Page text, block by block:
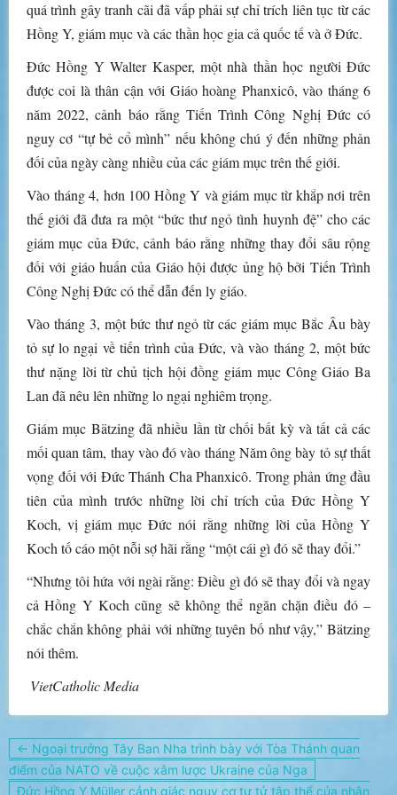
quá trình gây tranh cãi đã vấp phải sự chỉ trích liên tục từ các
Hồng Y, giám mục và các thần học gia cả quốc tế và ở Đức.
Đức Hồng Y Walter Kasper, một nhà thần học người Đức
được coi là thân cận với Giáo hoàng Phanxicô, vào tháng 6
năm 2022, cảnh báo rằng Tiến Trình Công Nghị Đức có
nguy cơ “tự bẻ cổ mình” nếu không chú ý đến những phản
đối của ngày càng nhiều của các giám mục trên thế giới.
Vào tháng 4, hơn 100 Hồng Y và giám mục từ khắp nơi trên
thế giới đã đưa ra một “bức thư ngỏ tình huynh đệ” cho các
giám mục của Đức, cảnh báo rằng những thay đổi sâu rộng
đối với giáo huấn của Giáo hội được ủng hộ bởi Tiến Trình
Công Nghị Đức có thể dẫn đến ly giáo.
Vào tháng 3, một bức thư ngỏ từ các giám mục Bắc Âu bày
tỏ sự lo ngại về tiến trình của Đức, và vào tháng 2, một bức
thư nặng lời từ chủ tịch hội đồng giám mục Công Giáo Ba
Lan đã nêu lên những lo ngại nghiêm trọng.
Giám mục Bätzing đã nhiều lần từ chối bất kỳ và tất cả các
mối quan tâm, thay vào đó vào tháng Năm ông bày tỏ sự thất
vọng đối với Đức Thánh Cha Phanxicô. Trong phản ứng đầu
tiên của mình trước những lời chỉ trích của Đức Hồng Y
Koch, vị giám mục Đức nói rằng những lời của Hồng Y
Koch tố cáo một nỗi sợ hãi rằng “một cái gì đó sẽ thay đổi.”
“Nhưng tôi hứa với ngài rằng: Điều gì đó sẽ thay đổi và ngay
cả Hồng Y Koch cũng sẽ không thể ngăn chặn điều đó –
chắc chắn không phải với những tuyên bố như vậy,” Bätzing
nói thêm.
VietCatholic Media
Điều
hướng
bài
← Ngoại trưởng Tây Ban Nha trình bày với Tòa Thánh quan
điểm của NATO về cuộc xâm lược Ukraine của Nga
Đức Hồng Y Müller cảnh giác nguy cơ tự tử tập thể của nhân